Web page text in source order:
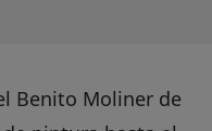
Benito Moliner de